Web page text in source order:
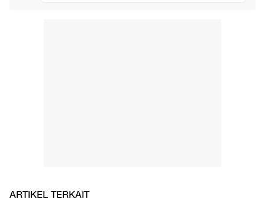
ARTIKEL TERKAIT